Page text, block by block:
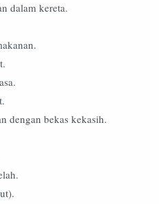
dalam kereta.
dengan bekas kekasih.